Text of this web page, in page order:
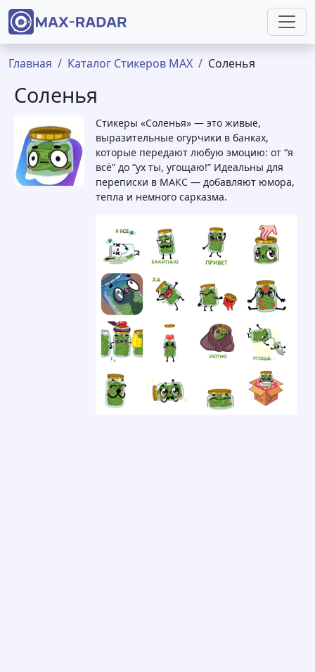
Перейти к основному содержанию
Строка навигации
Главная Каталог Стикеров MAX Соленья
Соленья
Стикеры «Соленья» — это живые,
выразительные огурчики в банках,
которые передают любую эмоцию: от “я
всё” до “ух ты, угощаю!” Идеальны для
переписки в МАКС — добавляют юмора,
тепла и немного сарказма.